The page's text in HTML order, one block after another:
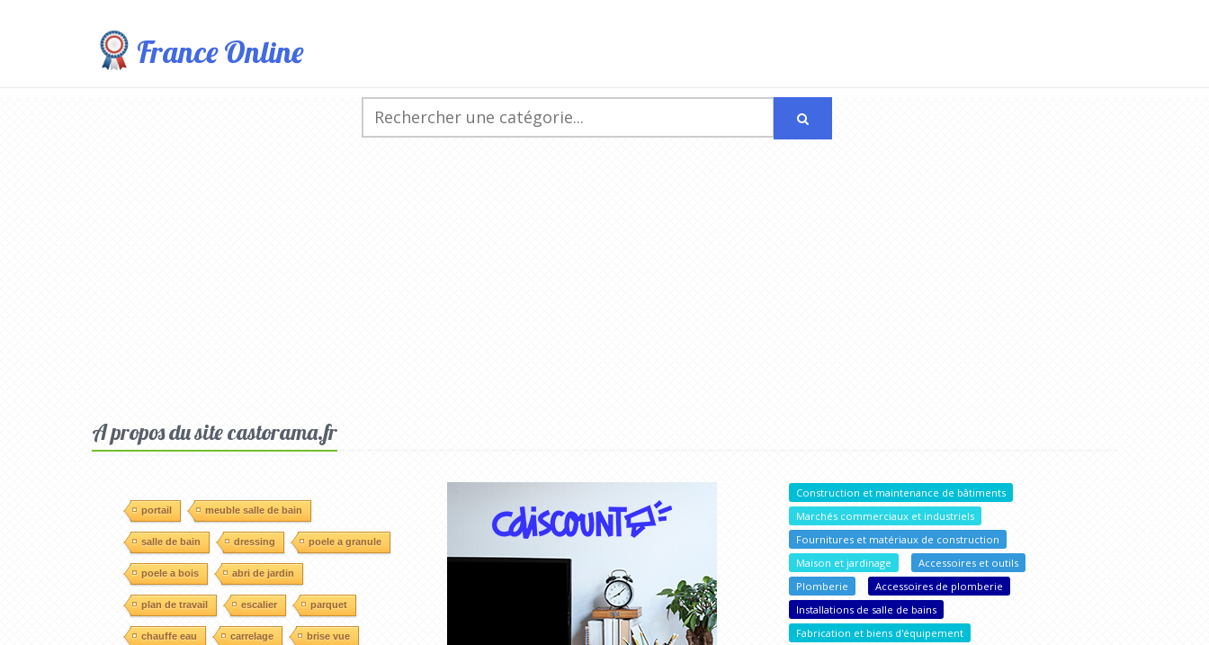
France Online
A propos du site castorama.fr
portail meuble salle de bain
salle de bain dressing poele a granule
poele a bois abri de jardin
plan de travail escalier parquet
chauffe eau carrelage brise vue
Construction et maintenance de bâtiments
Marchés commerciaux et industriels
Fournitures et matériaux de construction
Maison et jardinage
Accessoires et outils
Plomberie
Accessoires de plomberie
Installations de salle de bains
Fabrication et biens d'équipement